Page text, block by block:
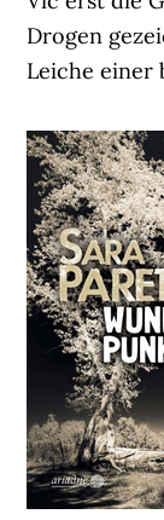
Drogen
Leiche einer